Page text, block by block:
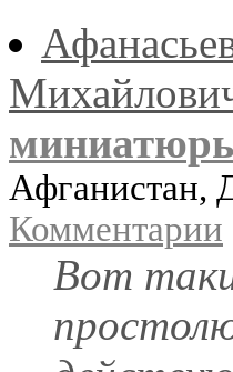
Афганистан,
Комментарии
Вот